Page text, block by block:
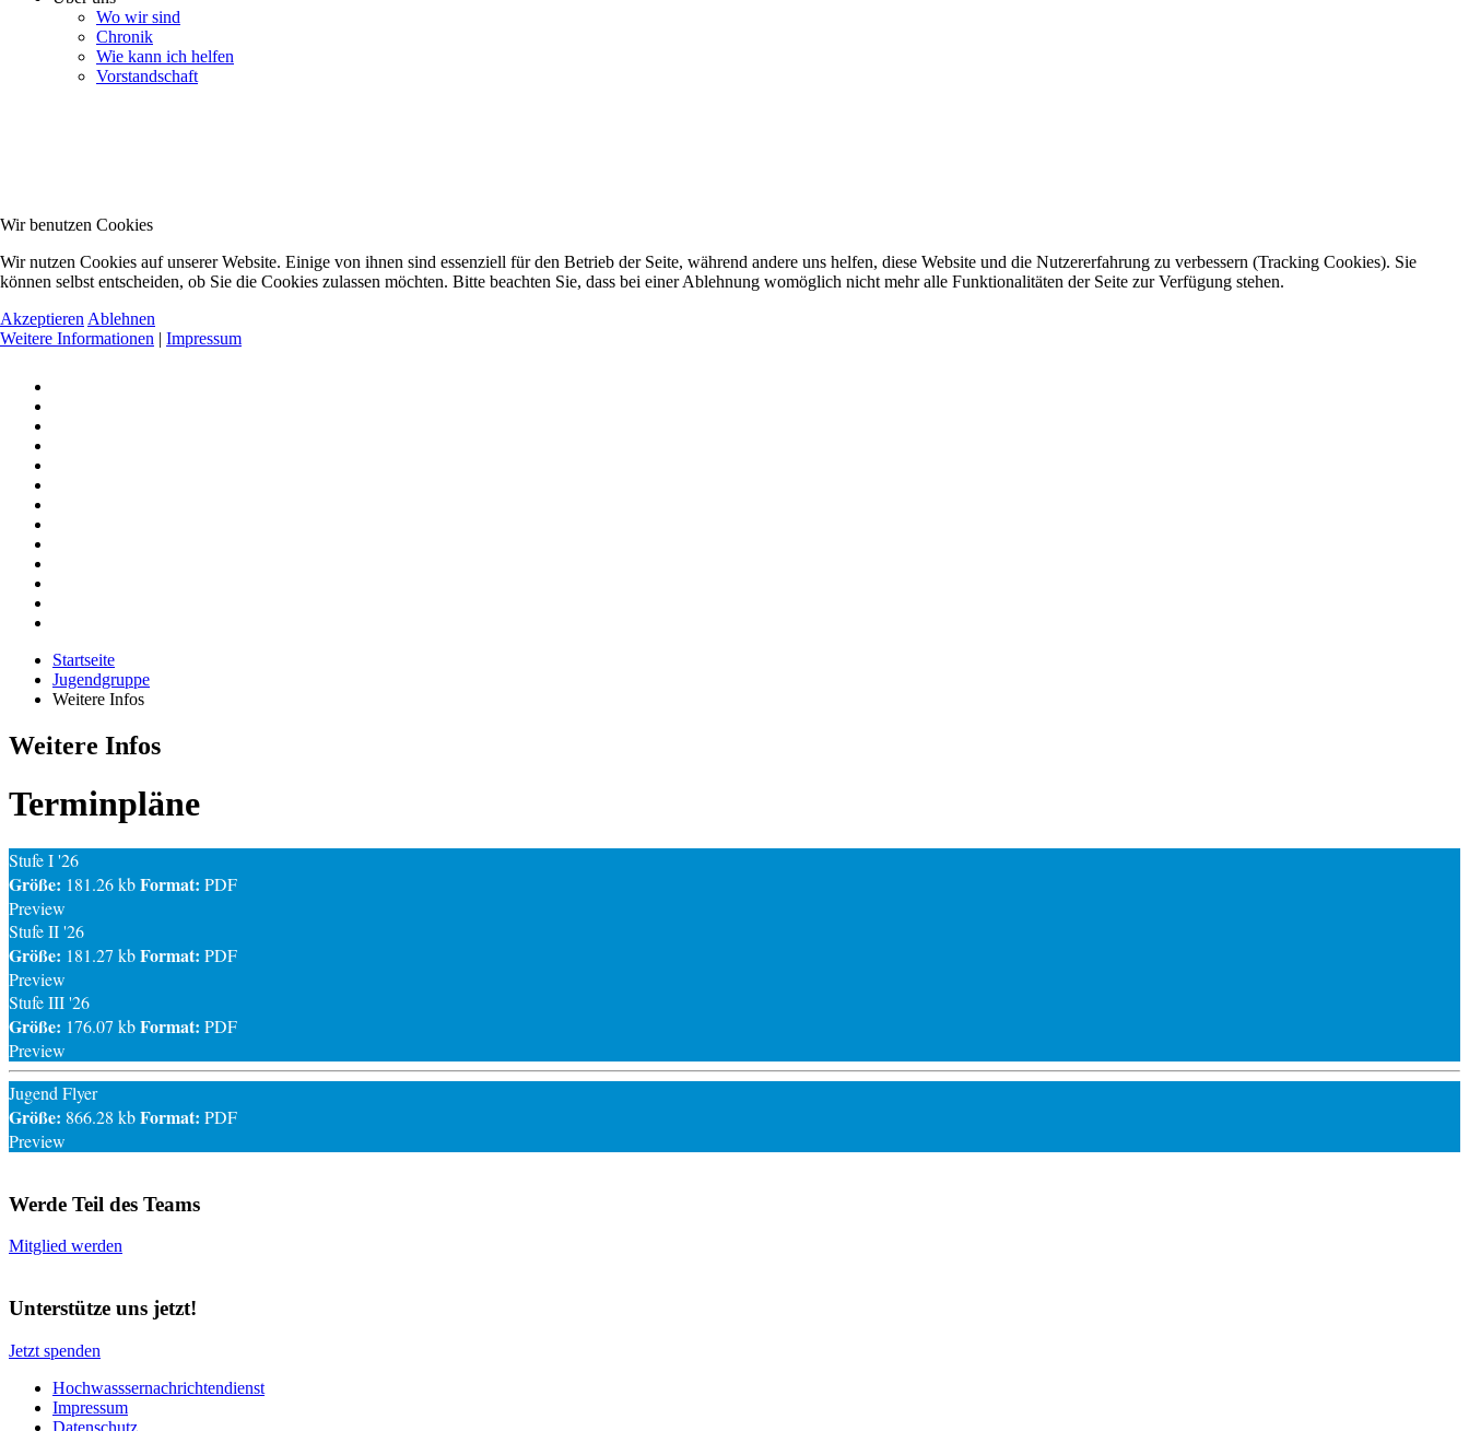
Wo wir sind
Chronik
Wie kann ich helfen
Vorstandschaft
Startseite
Jugendgruppe
Weitere Infos
Weitere Infos
Terminpläne
Stufe I '26
Größe: 181.26 kbFormat: PDF
Preview
Stufe II '26
Größe: 181.27 kbFormat: PDF
Preview
Stufe III '26
Größe: 176.07 kbFormat: PDF
Preview
Jugend Flyer
Größe: 866.28 kbFormat: PDF
Preview
Werde Teil des Teams
Mitglied werden
Unterstütze uns jetzt!
Jetzt spenden
Hochwasssernachrichtendienst
Impressum
Datenschutz
Wir benutzen Cookies
Wir nutzen Cookies auf unserer Website. Einige von ihnen sind essenziell für den Betrieb der Seite, während andere uns helfen, diese Website und die Nutzererfahrung zu verbessern (Tracking Cookies). Sie
können selbst entscheiden, ob Sie die Cookies zulassen möchten. Bitte beachten Sie, dass bei einer Ablehnung womöglich nicht mehr alle Funktionalitäten der Seite zur Verfügung stehen.
Akzeptieren Ablehnen
Weitere Informationen | Impressum